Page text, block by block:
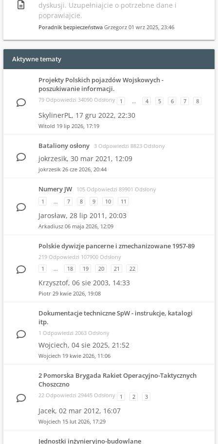
dyskusji. Uzupełniajcie o potrzebne dane i
poprawiajcie.
Poradnik bezpieczeństwa Grzegorz 01 wrz 2025, 23:46
Aktywne tematy
Projekty Polskich pojazdów Wojskowych -
poszukiwanie informacji.
79 Odpowiedzi 34090 Odsłony 1 … 4 5 6 7 8
SkylinerPL, 17 gru 2022, 22:30
Witold 19 lip 2026, 17:19
Bataliony osłony 3 Odpowiedzi 8823 Odsłony
jokrzesik, 30 mar 2021, 12:09
jokrzesik 26 cze 2026, 20:44
Numery JW
105 Odpowiedzi 89901 Odsłony
1
… 7 8 9 10 11
Jarosław, 28 lip 2011, 20:03
Arkadiusz 06 maja 2026, 12:09
Polskie dywizje pancerne i zmechanizowane 1957-89
219 Odpowiedzi 107900 Odsłony
1
… 18 19 20 21 22
Krzysztof, 06 sie 2003, 14:33
Piotr 29 kwie 2026, 19:08
Dokumentacje techniczne SpW - instrukcje, katalogi
itp.
1 Odpowiedzi 2063 Odsłony
Wojciech, 04 sie 2025, 21:52
Wojciech 19 kwie 2026, 11:06
2 Pomorska Brygada Rakiet Operacyjno-Taktycznych
Choszczno
22 Odpowiedzi 29445 Odsłony 1 2 3
Jacek, 02 mar 2012, 16:07
Wojciech 15 lut 2026, 17:29
Jednostki inżynieryjno-budowlane